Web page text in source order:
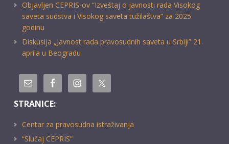
Objavljen CEPRIS-ov “Izveštaj o javnosti rada Visokog
saveta sudstva i Visokog saveta tužilaštva” za 2025.
godinu
Diskusija „Javnost rada pravosudnih saveta u Srbiji” 21.
aprila u Beogradu
STRANICE:
Centar za pravosudna istraživanja
“Slučaj CEPRIS”